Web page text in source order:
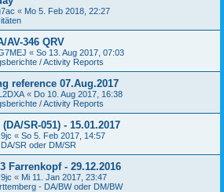
« Mo 5. Feb 2018, 22:27
AV-346 QRV
« So 13. Aug 2017, 07:03
/ Activity Reports
reference 07.Aug.2017
« Do 10. Aug 2017, 16:38
/ Activity Reports
SR-051) - 15.01.2017
« So 5. Feb 2017, 14:57
SR oder DM/SR
Farrenkopf - 29.12.2016
« Mi 11. Jan 2017, 23:47
- DA/BW oder DM/BW